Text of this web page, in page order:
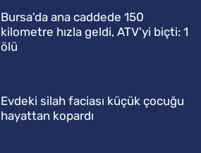
Bursa'da ana caddede 150
kilometre hızla geldi, ATV'yi biçti: 1
ölü
Evdeki silah faciası küçük çocuğu
hayattan kopardı